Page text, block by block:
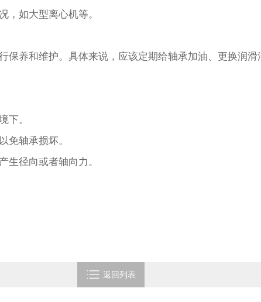
，如大型离心机等。
保养和维护。具体来说，应该定期给轴承加油、更换润
下。
免轴承损坏。
生径向或者轴向力。
 返回列表